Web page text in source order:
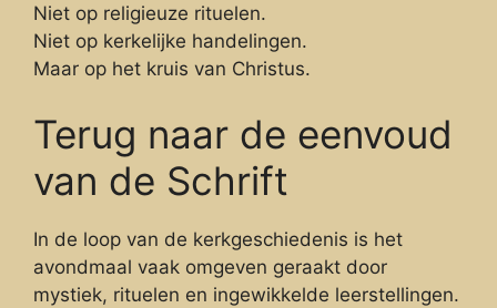
Niet op religieuze rituelen.
Niet op kerkelijke handelingen.
Maar op het kruis van Christus.
Terug naar de eenvoud
van de Schrift
In de loop van de kerkgeschiedenis is het
avondmaal vaak omgeven geraakt door
mystiek, rituelen en ingewikkelde leerstellingen.